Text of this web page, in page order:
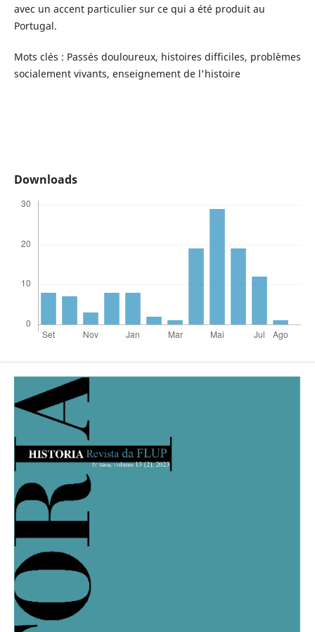
avec un accent particulier sur ce qui a été produit au
Portugal.
Mots clés : Passés douloureux, histoires difficiles, problèmes
socialement vivants, enseignement de l'histoire
Downloads